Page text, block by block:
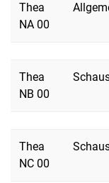
Thea
NA 00
Thea
NB 00
Thea
NC 00